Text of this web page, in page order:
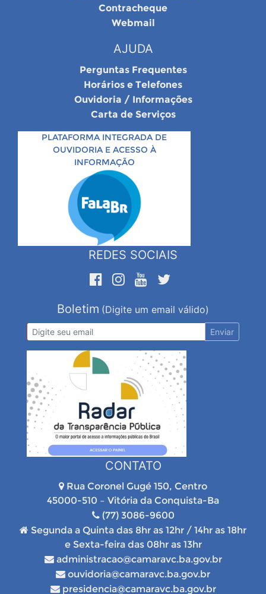
Contracheque
Webmail
AJUDA
Perguntas Frequentes
Horários e Telefones
Ouvidoria / Informações
Carta de Serviços
PLATAFORMA INTEGRADA DE
OUVIDORIA E ACESSO À
INFORMAÇÃO
REDES SOCIAIS
Boletim (Digite um email válido)
Enviar
CONTATO
Rua Coronel Gugé 150, Centro
45000-510 – Vitória da Conquista-Ba
(77) 3086-9600
Segunda a Quinta das 8hr as 12hr / 14hr as 18hr
e Sexta-feira das 08hr as 13hr
administracao@camaravc.ba.gov.br
ouvidoria@camaravc.ba.gov.br
presidencia@camaravc.ba.gov.br